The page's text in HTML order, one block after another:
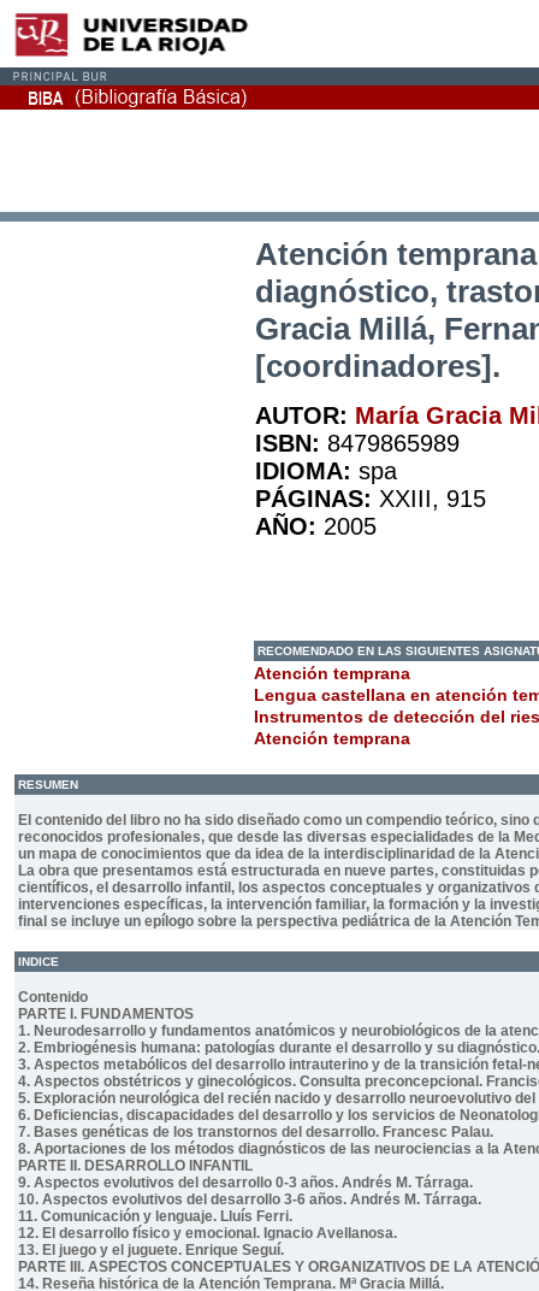
Atención
diagnóstico,
Gracia Millá,
[coordinadores].
AUTOR: María Gracia
ISBN: 8479865989
IDIOMA: spa
PÁGINAS: XXIII, 915
AÑO: 2005
RECOMENDADO EN LAS SIGUIENTES
Atención temprana
Lengua castellana en atención
Instrumentos de detección del
Atención temprana
RESUMEN
El contenido del libro no ha sido diseñado como un compendio teórico,
reconocidos profesionales, que desde las diversas especialidades de la
un mapa de conocimientos que da idea de la interdisciplinaridad de la
La obra que presentamos está estructurada en nueve partes,
científicos, el desarrollo infantil, los aspectos conceptuales y
intervenciones específicas, la intervención familiar, la formación y la
final se incluye un epílogo sobre la perspectiva pediátrica de la Atención
INDICE
Contenido
PARTE I. FUNDAMENTOS
1. Neurodesarrollo y fundamentos anatómicos y neurobiológicos de la
2. Embriogénesis humana: patologías durante el desarrollo y su
3. Aspectos metabólicos del desarrollo intrauterino y de la transición fetal-
4. Aspectos obstétricos y ginecológicos. Consulta preconcepcional.
5. Exploración neurológica del recién nacido y desarrollo neuroevolutivo
6. Deficiencias, discapacidades del desarrollo y los servicios de
7. Bases genéticas de los transtornos del desarrollo. Francesc Palau.
8. Aportaciones de los métodos diagnósticos de las neurociencias a la
PARTE II. DESARROLLO INFANTIL
9. Aspectos evolutivos del desarrollo 0-3 años. Andrés M. Tárraga.
10. Aspectos evolutivos del desarrollo 3-6 años. Andrés M. Tárraga.
11. Comunicación y lenguaje. Lluís Ferri.
12. El desarrollo físico y emocional. Ignacio Avellanosa.
13. El juego y el juguete. Enrique Seguí.
PARTE III. ASPECTOS CONCEPTUALES Y ORGANIZATIVOS DE LA
14. Reseña histórica de la Atención Temprana. Mª Gracia Millá.